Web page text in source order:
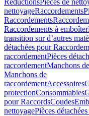
RéductionsPièces de
nettoyageRaccordements
Raccordements
Raccordements à emboîter
transition sur d’autres
détachées pour
raccordementPièces
raccordementManchons
Manchons de
raccordementAccessoires
protectionConsommables
pour RaccordsCoudes
nettoyagePièces